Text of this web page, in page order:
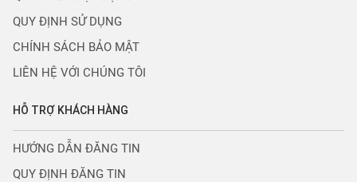
QUY ĐỊNH SỬ DỤNG
CHÍNH SÁCH BẢO MẬT
LIÊN HỆ VỚI CHÚNG TÔI
HỖ TRỢ KHÁCH HÀNG
HƯỚNG DẪN ĐĂNG TIN
QUY ĐỊNH ĐĂNG TIN